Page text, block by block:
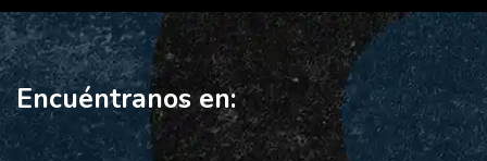
Encuéntranos en: